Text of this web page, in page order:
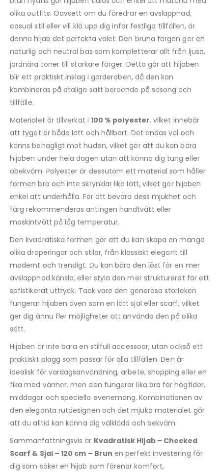
olika outfits. Oavsett om du föredrar en avslappnad,
casual stil eller vill klä upp dig inför festliga tillfällen, är
denna hijab det perfekta valet. Den bruna färgen ger en
naturlig och neutral bas som kompletterar allt från ljusa,
jordnära toner till starkare färger. Detta gör att hijaben
blir ett praktiskt inslag i garderoben, då den kan
kombineras på otaliga sätt beroende på säsong och
tillfälle.
Materialet är tillverkat i 100 % polyester, vilket innebär
att tyget är både lätt och hållbart. Det andas väl och
känns behagligt mot huden, vilket gör att du kan bära
hijaben under hela dagen utan att känna dig tung eller
obekväm. Polyester är dessutom ett material som håller
formen bra och inte skrynklar lika lätt, vilket gör hijaben
enkel att underhålla. För att bevara dess mjukhet och
färg rekommenderas antingen handtvätt eller
maskintvätt på låg temperatur.
Den kvadratiska formen gör att du kan skapa en mängd
olika draperingar och stilar, från klassiskt elegant till
modernt och trendigt. Du kan bära den löst för en mer
avslappnad känsla, eller styla den mer strukturerat för ett
sofistikerat uttryck. Tack vare den generösa storleken
fungerar hijaben även som en lätt sjal eller scarf, vilket
ger dig ännu fler möjligheter att använda den på olika
sätt.
Hijaben är inte bara en stilfull accessoar, utan också ett
praktiskt plagg som passar för alla tillfällen. Den är
idealisk för vardagsanvändning, arbete, shopping eller en
fika med vänner, men den fungerar lika bra för högtider,
middagar och speciella evenemang. Kombinationen av
den eleganta rutdesignen och det mjuka materialet gör
att du alltid kan känna dig välklädd och bekväm.
Sammanfattningsvis är Kvadratisk Hijab – Checked
Scarf & Sjal – 120 cm – Brun en perfekt investering för
dig som söker en hijab som förenar komfort,